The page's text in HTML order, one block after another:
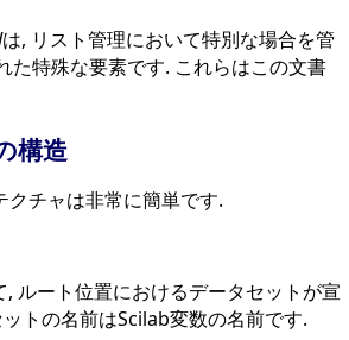
は, リスト管理において特別な場合を管
た特殊な要素です. これらはこの文書
構造
クチャは非常に簡単です.
ルート位置におけるデータセットが宣
トの名前はScilab変数の名前です.